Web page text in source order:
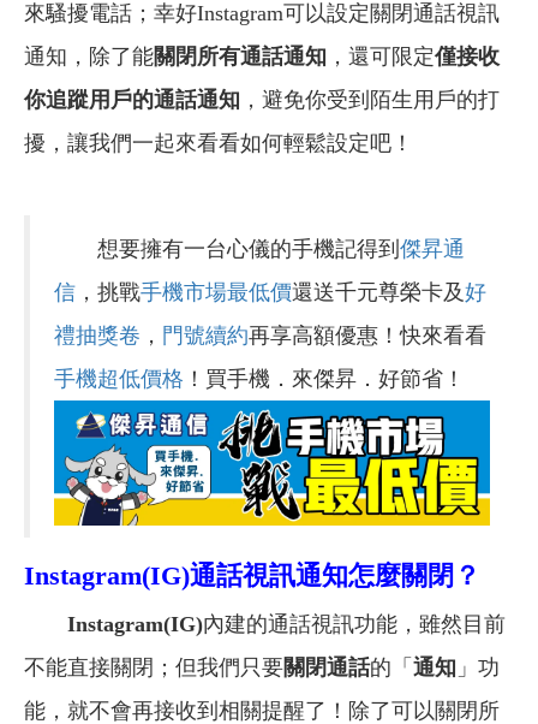
來騷擾電話；幸好Instagram可以設定關閉通話視訊
通知，除了能關閉所有通話通知 ，還可限定僅接收
你追蹤用戶的通話通知 ，避免你受到陌生用戶的打
擾，讓我們一起來看看如何輕鬆設定吧！
想要擁有一台心儀的手機記得到 傑昇通
信 ，挑戰手機市場最低價還送千元尊榮卡及好
禮抽獎卷 ， 門號續約再享高額優惠！快來看看
手機超低價格 ！買手機．來傑昇．好節省！
Instagram(IG)通話視訊通知怎麼關閉？
Instagram(IG)內建的通話視訊功能，雖然目前
不能直接關閉；但我們只要關閉通話的「 通知 」功
能，就不會再接收到相關提醒了！除了可以關閉所